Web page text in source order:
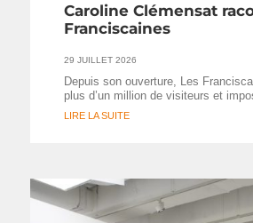
Caroline Clémensat
Franciscaines
29 JUILLET 2026
Depuis son ouverture, Les
plus d’un million de visiteurs et
LIRE LA SUITE